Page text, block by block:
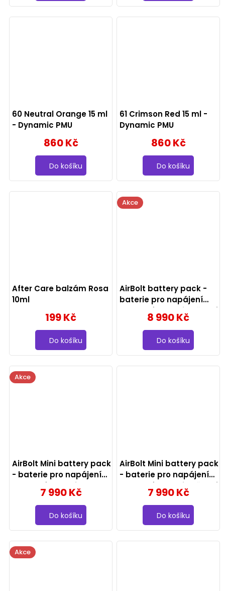
60 Neutral Orange 15 ml
- Dynamic PMU
860 Kč
Do košíku
61 Crimson Red 15 ml -
Dynamic PMU
860 Kč
Do košíku
After Care balzám Rosa
10ml
199 Kč
Do košíku
Akce
AirBolt battery pack -
baterie pro napájení
tetovacího strojku černá
8 990 Kč
Do košíku
Akce
AirBolt Mini battery pack
- baterie pro napájení
tetovacího strojku
(rozbaleno)7 990 Kč
Do košíku
AirBolt Mini battery pack
- baterie pro napájení
tetovacího strojku černá
7 990 Kč
Do košíku
Akce